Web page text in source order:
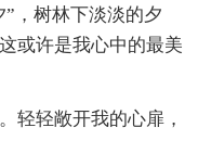
，树林下淡淡的夕
或许是我心中的最美
轻轻敞开我的心扉，